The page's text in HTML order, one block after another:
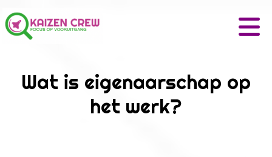
Wat is eigenaarschap op
het werk?